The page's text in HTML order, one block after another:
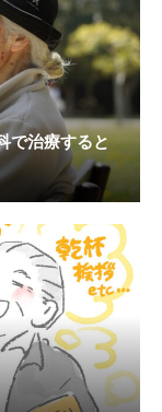
で治療すると